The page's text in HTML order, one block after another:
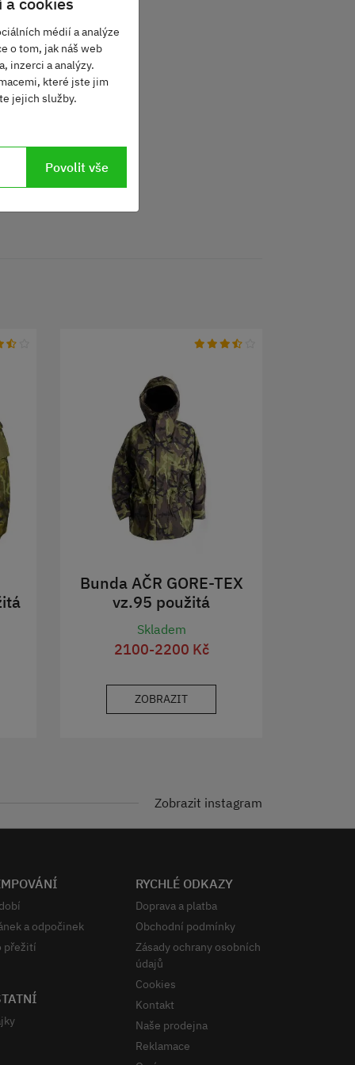
Bunda AČR GORE-TEX
vz.95 použitá
Skladem
2100-2200 Kč
ZOBRAZIT
Zobrazit instagram
a odpočinek
přežití
RYCHLÉ ODKAZY
Doprava a platba
Obchodní podmínky
Zásady ochrany osobních
údajů
Cookies
Kontakt
Naše prodejna
Reklamace
médií a analýze
o tom, jak náš web
inzerci a analýzy.
které jste jim
jejich služby.
Povolit vše